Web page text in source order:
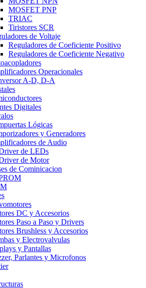
MOSFET PNP
TRIAC
Tiristores SCR
de Voltaje
Reguladores de Coeficiente Positivo
Reguladores de Coeficiente Negativo
Operacionales
A-D, D-A
Digitales
Lógicas
y Generadores
de Audio
de LEDs
de Motor
de Cominicacion
DC y Accesorios
Paso a Paso y Drivers
Brushless y Accesorios
y Electrovalvulas
y Pantallas
Parlantes y Microfonos